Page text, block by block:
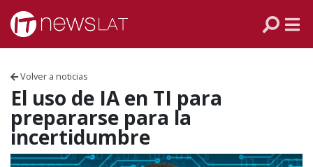
Skip to content
Volver a noticias
El uso de IA en TI para
prepararse para la
incertidumbre
VENEZUELA
ECUADOR
PERÚ